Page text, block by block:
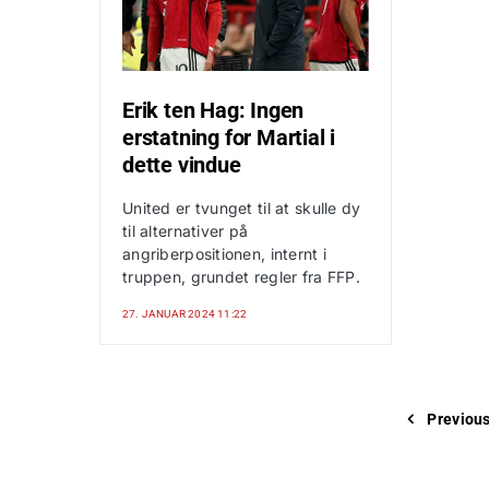
Erik ten Hag: Ingen
erstatning for Martial i
dette vindue
United er tvunget til at skulle dy
til alternativer på
angriberpositionen, internt i
truppen, grundet regler fra FFP.
27. JANUAR 2024 11:22
Previous